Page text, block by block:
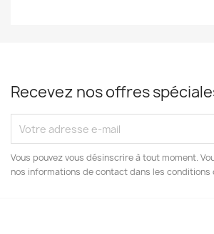
Recevez nos offres
Vous pouvez vous désinscrire à tout moment.
nos informations de contact dans les